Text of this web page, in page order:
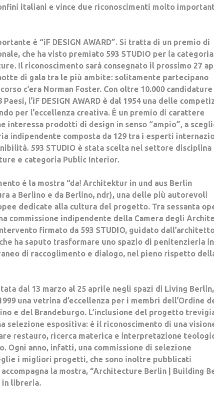
italiani e vince due riconoscimenti molto
è “iF DESIGN AWARD”. Si tratta di un premio di
che ha visto premiato 593 STUDIO per la categoria
Il riconoscimento sarà consegnato il prossimo 27
di gala tra le più ambite: solitamente partecipano
c’era Norman Foster. Con oltre 10.000 candidature
l’iF DESIGN AWARD è dal 1954 una delle
per l’eccellenza creativa. È un premio di carattere
interessa prodotti di design in senso “ampio”, a
indipendente composta da 129 tra i esperti
593 STUDIO è stata scelta nel settore disciplina
e categoria Public Interior.
è la mostra “da! Architektur in und aus Berlin
a Berlino e da Berlino, ndr), una delle più autorevoli
dedicate alla cultura del progetto. Tra sessanta
commissione indipendente della Camera degli
firmato da 593 STUDIO, guidato
ha saputo trasformare uno spazio di penitenzieria
di raccoglimento e dialogo, nel pieno rispetto
dal 13 marzo al 25 aprile negli spazi di Living Berlin,
una vetrina d’eccellenza per i membri dell’Ordine
e del Brandeburgo. L’inclusione del progetto
selezione espositiva: è il riconoscimento di una
restauro, ricerca materica e interpretazione
Ogni anno, infatti, una commissione di selezione
i migliori progetti, che sono inoltre pubblicati
la mostra, “Architecture Berlin | Building
in libreria.